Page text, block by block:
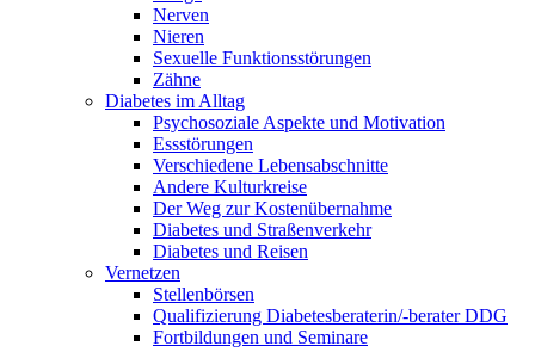
Nerven
Nieren
Sexuelle Funktionsstörungen
Zähne
Diabetes im Alltag
Psychosoziale Aspekte und Motivation
Essstörungen
Verschiedene Lebensabschnitte
Andere Kulturkreise
Der Weg zur Kostenübernahme
Diabetes und Straßenverkehr
Diabetes und Reisen
Vernetzen
Stellenbörsen
Qualifizierung Diabetesberaterin/­-berater DDG
Fortbildungen und Seminare